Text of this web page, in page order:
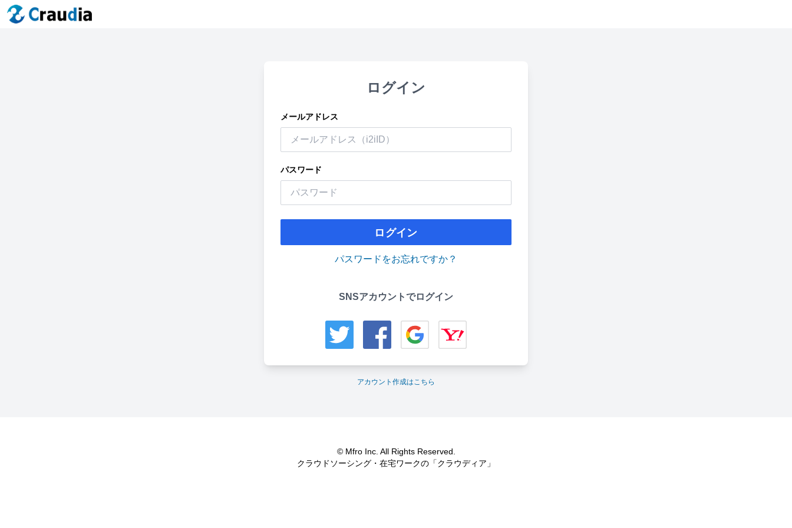
ログイン
メールアドレス
パスワード
ログイン
パスワードをお忘れですか？
SNSアカウントでログイン
アカウント作成はこちら
© Mfro Inc. All Rights Reserved.
クラウドソーシング・在宅ワークの「クラウディア」